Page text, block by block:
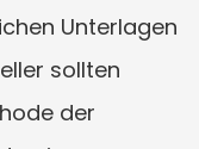
Unterlagen
sollten
der